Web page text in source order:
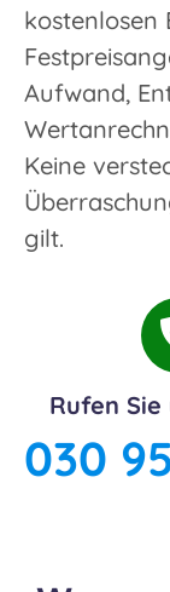
kostenlosen
Aufwand,
Keine
gilt.
Rufen
030